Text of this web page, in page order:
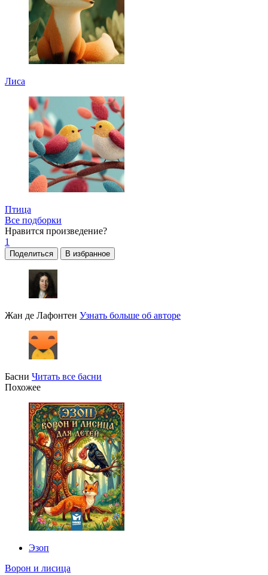
Лиса
Птица
Все подборки
Нравится произведение?
1
Поделиться В избранное
Жан де Лафонтен Узнать больше об авторе
Басни Читать все басни
Похожее
Эзоп
Ворон и лисица